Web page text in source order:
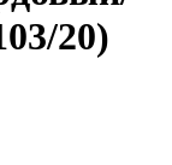
20)